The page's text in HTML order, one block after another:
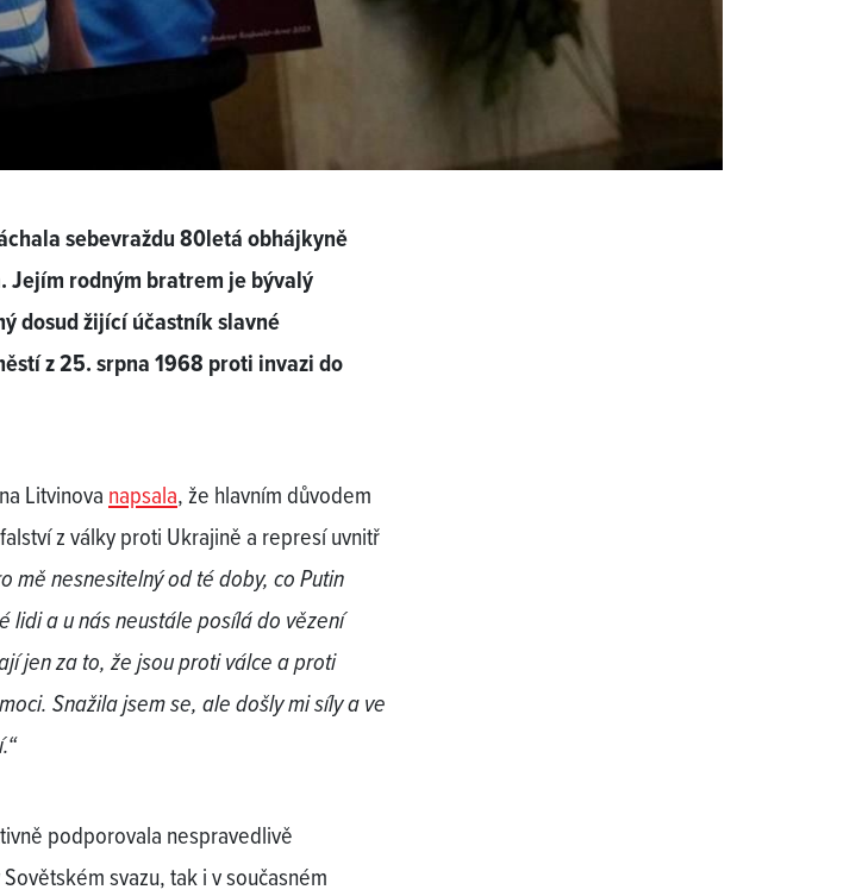
sebevraždu 80letá obhájkyně
Jejím rodným bratrem je bývalý
dosud žijící účastník slavné
z 25. srpna 1968 proti invazi do
Litvinova napsala, že hlavním důvodem
z války proti Ukrajině a represí uvnitř
mě nesnesitelný od té doby, co Putin
lidi a u nás neustále posílá do vězení
jen za to, že jsou proti válce a proti
Snažila jsem se, ale došly mi síly a ve
podporovala nespravedlivě
svazu, tak i v současném